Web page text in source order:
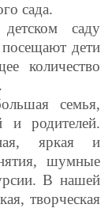
сада.
саду
дети
количество
семья,
и родителей.
яркая и
шумные
В нашей
творческая